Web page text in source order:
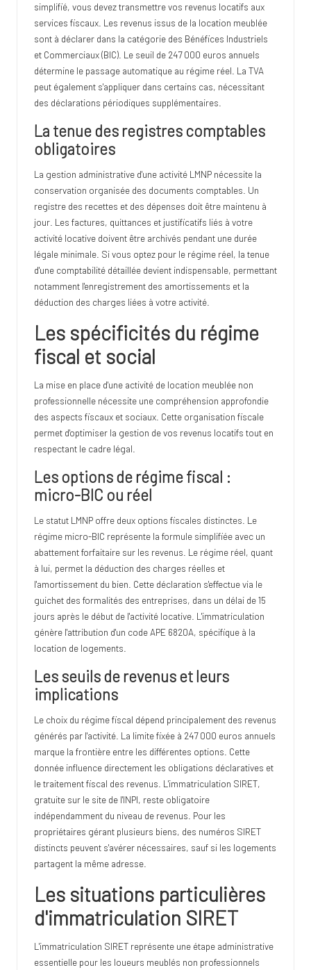
simplifié, vous devez transmettre vos revenus locatifs aux
services fiscaux. Les revenus issus de la location meublée
sont à déclarer dans la catégorie des Bénéfices Industriels
et Commerciaux (BIC). Le seuil de 247 000 euros annuels
détermine le passage automatique au régime réel. La TVA
peut également s'appliquer dans certains cas, nécessitant
des déclarations périodiques supplémentaires.
La tenue des registres comptables
obligatoires
La gestion administrative d'une activité LMNP nécessite la
conservation organisée des documents comptables. Un
registre des recettes et des dépenses doit être maintenu à
jour. Les factures, quittances et justificatifs liés à votre
activité locative doivent être archivés pendant une durée
légale minimale. Si vous optez pour le régime réel, la tenue
d'une comptabilité détaillée devient indispensable, permettant
notamment l'enregistrement des amortissements et la
déduction des charges liées à votre activité.
Les spécificités du régime
fiscal et social
La mise en place d'une activité de location meublée non
professionnelle nécessite une compréhension approfondie
des aspects fiscaux et sociaux. Cette organisation fiscale
permet d'optimiser la gestion de vos revenus locatifs tout en
respectant le cadre légal.
Les options de régime fiscal :
micro-BIC ou réel
Le statut LMNP offre deux options fiscales distinctes. Le
régime micro-BIC représente la formule simplifiée avec un
abattement forfaitaire sur les revenus. Le régime réel, quant
à lui, permet la déduction des charges réelles et
l'amortissement du bien. Cette déclaration s'effectue via le
guichet des formalités des entreprises, dans un délai de 15
jours après le début de l'activité locative. L'immatriculation
génère l'attribution d'un code APE 6820A, spécifique à la
location de logements.
Les seuils de revenus et leurs
implications
Le choix du régime fiscal dépend principalement des revenus
générés par l'activité. La limite fixée à 247 000 euros annuels
marque la frontière entre les différentes options. Cette
donnée influence directement les obligations déclaratives et
le traitement fiscal des revenus. L'immatriculation SIRET,
gratuite sur le site de l'INPI, reste obligatoire
indépendamment du niveau de revenus. Pour les
propriétaires gérant plusieurs biens, des numéros SIRET
distincts peuvent s'avérer nécessaires, sauf si les logements
partagent la même adresse.
Les situations particulières
d'immatriculation SIRET
L'immatriculation SIRET représente une étape administrative
essentielle pour les loueurs meublés non professionnels